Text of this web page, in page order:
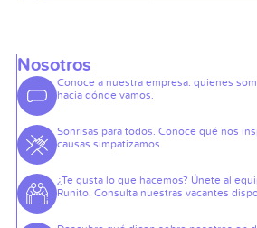
Nosotros
Conoce a nuestra empresa: quienes
hacia dónde vamos.
Sonrisas para todos. Conoce qué nos
causas simpatizamos.
¿Te gusta lo que hacemos? Únete al
Runito. Consulta nuestras vacantes